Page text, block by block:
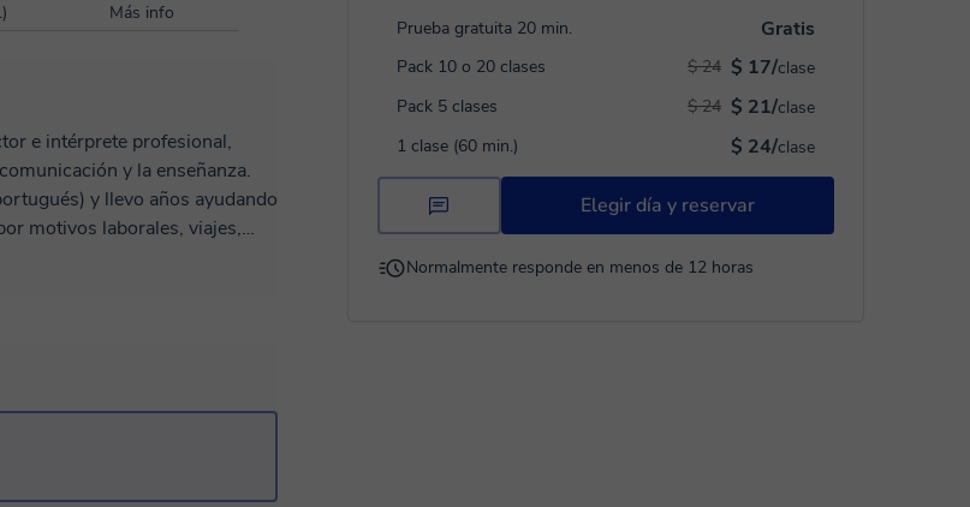
Prueba gratuita 20 min. Gratis
Pack 10 o 20 clases $ 17/clase
$ 24
Pack 5 clases
$ 21/clase
$ 24
1 clase (60 min.)
$ 24/clase
Elegir día y reservar
Normalmente responde en menos de 12 horas
Más info
y la enseñanza.
y llevo años ayudando
motivos laborales, viajes,
y resultados. No
pulir tu